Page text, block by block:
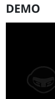
DEMO